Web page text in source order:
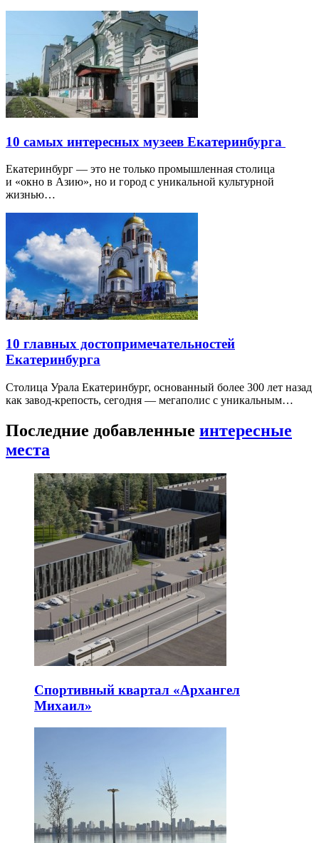
10 самых интересных музеев Екатеринбурга
Екатеринбург — это не только промышленная столица
и «окно в Азию», но и город с уникальной культурной
жизнью…
10 главных достопримечательностей
Екатеринбурга
Столица Урала Екатеринбург, основанный более 300 лет назад
как завод-крепость, сегодня — мегаполис с уникальным…
Последние добавленные интересные
места
Спортивный квартал «Архангел
Михаил»